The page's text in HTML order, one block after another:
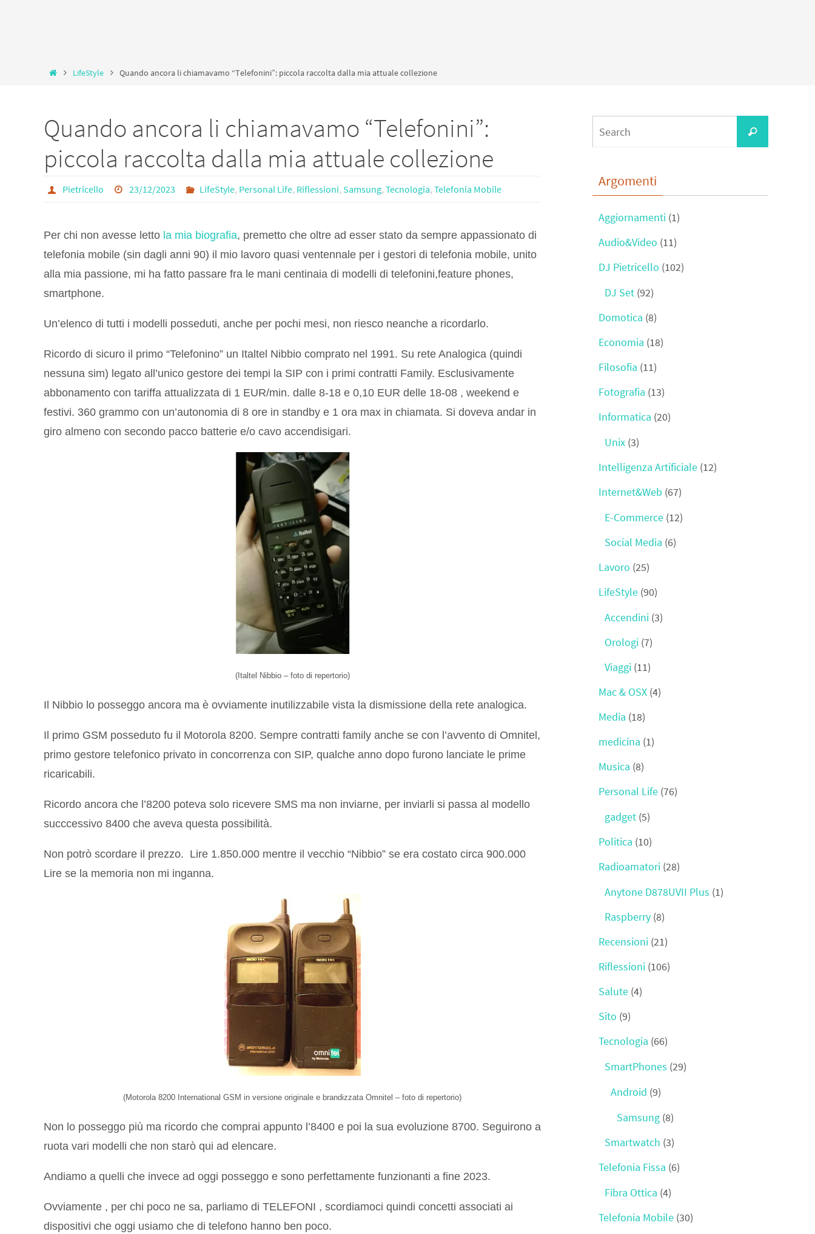
HomeLifeStyle Quando ancora li chiamavamo “Telefonini”: piccola raccolta dalla mia attuale collezione
Quando ancora li chiamavamo “Telefonini”:
piccola raccolta dalla mia attuale collezione
Pietricello 23/12/2023 LifeStyle, Personal Life, Riflessioni, Samsung,Tecnologia,Telefonia Mobile
Per chi non avesse letto la mia biografia, premetto che oltre ad esser stato da sempre appassionato di
telefonia mobile (sin dagli anni 90) il mio lavoro quasi ventennale per i gestori di telefonia mobile, unito
alla mia passione, mi ha fatto passare fra le mani centinaia di modelli di telefonini,feature phones,
smartphone.
Un’elenco di tutti i modelli posseduti, anche per pochi mesi, non riesco neanche a ricordarlo.
Ricordo di sicuro il primo “Telefonino” un Italtel Nibbio comprato nel 1991. Su rete Analogica (quindi
nessuna sim) legato all’unico gestore dei tempi la SIP con i primi contratti Family. Esclusivamente
abbonamento con tariffa attualizzata di 1 EUR/min. dalle 8-18 e 0,10 EUR delle 18-08 , weekend e
festivi. 360 grammo con un’autonomia di 8 ore in standby e 1 ora max in chiamata. Si doveva andar in
giro almeno con secondo pacco batterie e/o cavo accendisigari.
(Italtel Nibbio – foto di repertorio)
Il Nibbio lo posseggo ancora ma è ovviamente inutilizzabile vista la dismissione della rete analogica.
Il primo GSM posseduto fu il Motorola 8200. Sempre contratti family anche se con l’avvento di Omnitel,
primo gestore telefonico privato in concorrenza con SIP, qualche anno dopo furono lanciate le prime
ricaricabili.
Ricordo ancora che l’8200 poteva solo ricevere SMS ma non inviarne, per inviarli si passa al modello
succcessivo 8400 che aveva questa possibilità.
Non potrò scordare il prezzo. Lire 1.850.000 mentre il vecchio “Nibbio” se era costato circa 900.000
Lire se la memoria non mi inganna.
(Motorola 8200 International GSM in versione originale e brandizzata Omnitel – foto di repertorio)
Non lo posseggo più ma ricordo che comprai appunto l’8400 e poi la sua evoluzione 8700. Seguirono a
ruota vari modelli che non starò qui ad elencare.
Andiamo a quelli che invece ad oggi posseggo e sono perfettamente funzionanti a fine 2023.
Ovviamente , per chi poco ne sa, parliamo di TELEFONI , scordiamoci quindi concetti associati ai
dispositivi che oggi usiamo che di telefono hanno ben poco.
for:
Search
Argomenti
Aggiornamenti (1)
Audio&Video (11)
DJ Pietricello (102)
DJ Set (92)
Domotica (8)
Economia (18)
Filosofia (11)
Fotografia (13)
Informatica (20)
Unix (3)
Intelligenza Artificiale (12)
Internet&Web (67)
E-Commerce (12)
Social Media (6)
Lavoro (25)
LifeStyle (90)
Accendini (3)
Orologi (7)
Viaggi (11)
Mac & OSX (4)
Media (18)
medicina (1)
Musica (8)
Personal Life (76)
gadget (5)
Politica (10)
Radioamatori (28)
Anytone D878UVII Plus (1)
Raspberry (8)
Recensioni (21)
Riflessioni (106)
Salute (4)
Sito (9)
Tecnologia (66)
SmartPhones (29)
Android (9)
Samsung (8)
Smartwatch (3)
Telefonia Fissa (6)
Fibra Ottica (4)
Telefonia Mobile (30)